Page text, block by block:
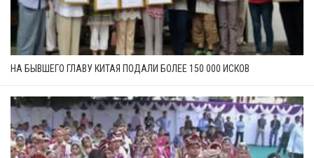
НА БЫВШЕГО ГЛАВУ КИТАЯ ПОДАЛИ БОЛЕЕ 150 000 ИСКОВ